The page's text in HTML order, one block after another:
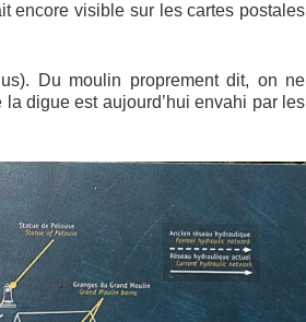
encore visible sur les cartes postales
Du moulin proprement dit, on ne
digue est aujourd’hui envahi par les